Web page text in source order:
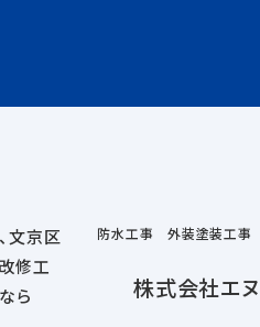
防水工事 外装塗装工
株式会社エヌ